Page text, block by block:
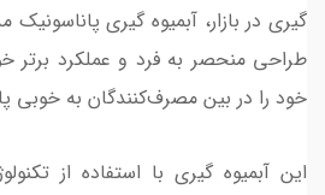
طراحی منحصر به فرد و عملکرد برتر
خود را در بین مصرف‌کنندگان به خوبی
این آبمیوه گیری با استفاده از